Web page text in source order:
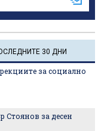
30 ДНИ
за социално
Стоянов за десен